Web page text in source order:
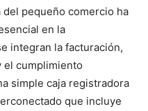
del pequeño comercio ha
en la
integran la facturación,
el cumplimiento
simple caja registradora
que incluye